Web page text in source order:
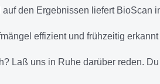
auf den Ergebnissen liefert BioScan
effizient und frühzeitig
Laß uns in Ruhe darüber reden.